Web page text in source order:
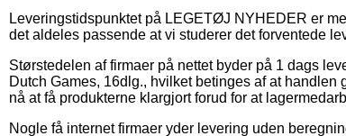
Leveringstidspunktet på LEGETØJ NYHEDER er
det aldeles passende at vi studerer det forventede
Størstedelen af firmaer på nettet byder på 1 dags
Dutch Games, 16dlg., hvilket betinges af at
nå at få produkterne klargjort forud for at
Nogle få internet firmaer yder levering uden